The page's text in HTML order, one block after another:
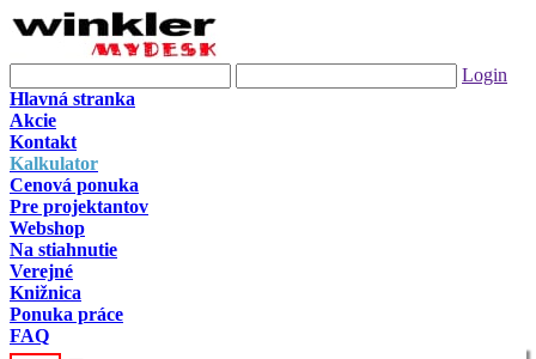
Login
Hlavná stranka
Akcie
Kontakt
Kalkulator
Cenová ponuka
Pre projektantov
Webshop
Na stiahnutie
Verejné
Knižnica
Ponuka práce
FAQ